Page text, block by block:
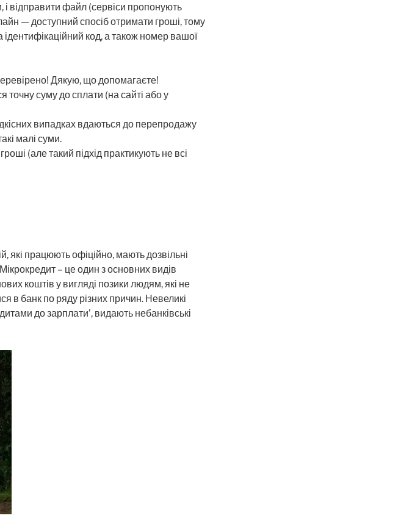
відправити файл (сервіси пропонують
— доступний спосіб отримати гроші, тому
код, а також номер вашої
Дякую, що допомагаєте!
точну суму до сплати (на сайті або у
випадках вдаються до перепродажу
малі суми.
(але такий підхід практикують не всі
які працюють офіційно, мають дозвільні
– це один з основних видів
коштів у вигляді позики людям, які не
в банк по ряду різних причин. Невеликі
до зарплати’, видають небанківські